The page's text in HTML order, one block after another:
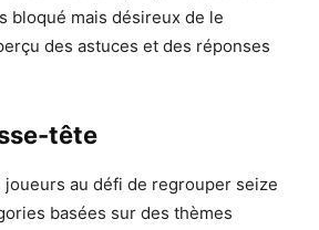
bloqué mais désireux de le
des astuces et des réponses
tête
au défi de regrouper seize
basées sur des thèmes